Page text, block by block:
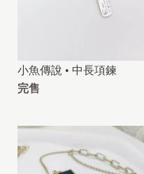
小魚傳說 • 中長項鍊
完售